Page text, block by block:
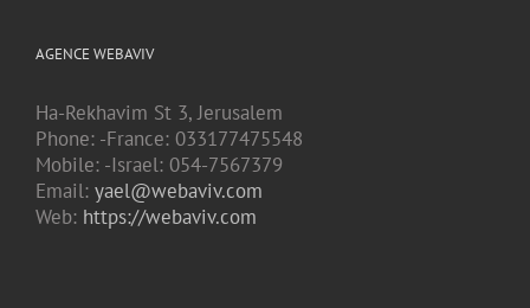
AGENCE WEBAVIV
Ha-Rekhavim St 3, Jerusalem
Phone: -France: 033177475548
Mobile: -Israel: 054-7567379
Email: yael@webaviv.com
Web: https://webaviv.com